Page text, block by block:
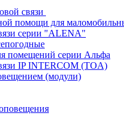
связи
помощи для
серии "ALENA"
помещений серии Альфа
IP INTERCOM (TOA)
(модули)